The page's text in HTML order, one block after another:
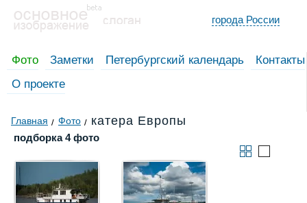
города России
Фото Заметки Петербургский календарь
Контакты
О проекте
Главная Фото катера Европы
подборка 4 фото